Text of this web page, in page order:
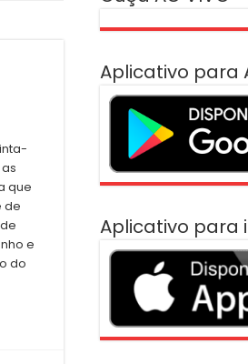
que
de
e
do
Aplicativo para
Aplicativo para